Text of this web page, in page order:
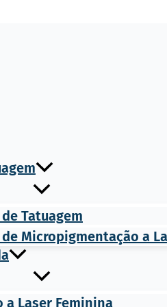
Tatuagem
de Micropigmentação a
a Laser Feminina